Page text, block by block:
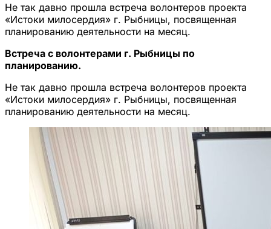
Не так давно прошла встреча волонтеров проекта
«Истоки милосердия» г. Рыбницы, посвященная
планированию деятельности на месяц.
Встреча с волонтерами г. Рыбницы по
планированию.
Не так давно прошла встреча волонтеров проекта
«Истоки милосердия» г. Рыбницы, посвященная
планированию деятельности на месяц.